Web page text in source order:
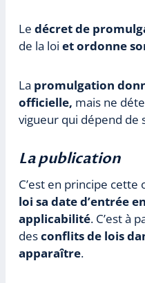
Ledécret de
de la loiet ordonne
La promulgation
officielle, mais ne
vigueur qui dépend de
La publication
C’est en principe
loi sa date d’entrée
applicabilité. C’est à
desconflits de lois
apparaître.